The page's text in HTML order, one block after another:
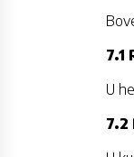
U
7.2